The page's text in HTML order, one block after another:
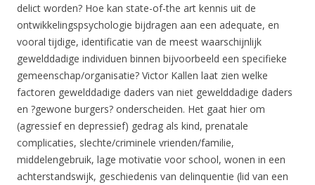
delict worden? Hoe kan state-of-the art kennis uit de
ontwikkelingspsychologie bijdragen aan een adequate, en
vooral tijdige, identificatie van de meest waarschijnlijk
gewelddadige individuen binnen bijvoorbeeld een specifieke
gemeenschap/organisatie? Victor Kallen laat zien welke
factoren gewelddadige daders van niet gewelddadige daders
en ?gewone burgers? onderscheiden. Het gaat hier om
(agressief en depressief) gedrag als kind, prenatale
complicaties, slechte/criminele vrienden/familie,
middelengebruik, lage motivatie voor school, wonen in een
achterstandswijk, geschiedenis van delinquentie (lid van een